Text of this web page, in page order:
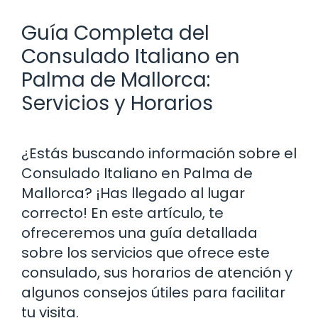
Guía Completa del
Consulado Italiano en
Palma de Mallorca:
Servicios y Horarios
¿Estás buscando información sobre el
Consulado Italiano en Palma de
Mallorca? ¡Has llegado al lugar
correcto! En este artículo, te
ofreceremos una guía detallada
sobre los servicios que ofrece este
consulado, sus horarios de atención y
algunos consejos útiles para facilitar
tu visita.